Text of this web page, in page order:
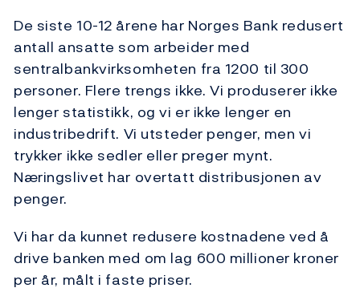
De siste 10-12 årene har Norges Bank redusert
antall ansatte som arbeider med
sentralbankvirksomheten fra 1200 til 300
personer. Flere trengs ikke. Vi produserer ikke
lenger statistikk, og vi er ikke lenger en
industribedrift. Vi utsteder penger, men vi
trykker ikke sedler eller preger mynt.
Næringslivet har overtatt distribusjonen av
penger.
Vi har da kunnet redusere kostnadene ved å
drive banken med om lag 600 millioner kroner
per år, målt i faste priser.